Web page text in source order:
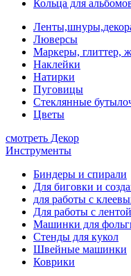
Кольца для
Люверсы
Маркеры, глиттер,
Наклейки
Натирки
Пуговицы
Стеклянные
Цветы
смотреть Декор
Инструменты
Биндеры и спирали
Для биговки и
для работы с
Для работы с лентой
Машинки для
Стенды для кукол
Швейные машинки
Коврики